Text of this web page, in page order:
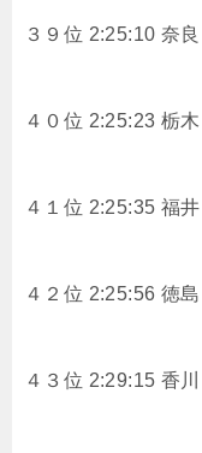
３９位 2:25:10 奈良
４０位 2:25:23 栃木
４１位 2:25:35 福井
４２位 2:25:56 徳島
４３位 2:29:15 香川